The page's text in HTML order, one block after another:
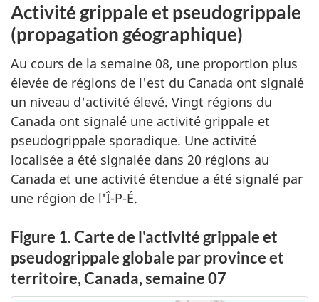
Activité grippale et pseudogrippale
(propagation géographique)
Au cours de la semaine 08, une proportion plus
élevée de régions de l'est du Canada ont signalé
un niveau d'activité élevé. Vingt régions du
Canada ont signalé une activité grippale et
pseudogrippale sporadique. Une activité
localisée a été signalée dans 20 régions au
Canada et une activité étendue a été signalé par
une région de l'Î-P-É.
Figure 1. Carte de l'activité grippale et
pseudogrippale globale par province et
territoire, Canada, semaine 07